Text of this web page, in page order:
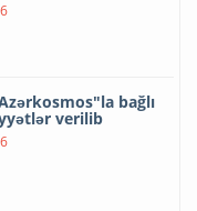
bağlı
verilib